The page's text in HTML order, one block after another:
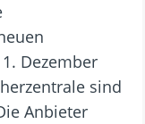
Dezember
sind
Anbieter